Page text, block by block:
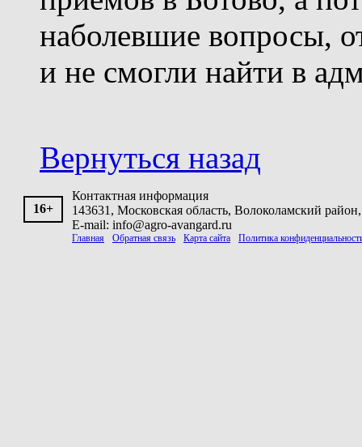
наболевшие вопросы,
и не смогли найти в
Вернуться назад
16+
Контактная информация
143631, Московская область, Волоколамский
E-mail: info@agro-avangard.ru
Главная Обратная связь Карта сайта Политика